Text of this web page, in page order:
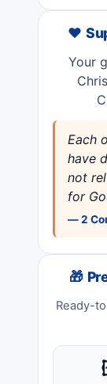
❤️
Your
Each
have
not
for
— 2
🎁
Ready-